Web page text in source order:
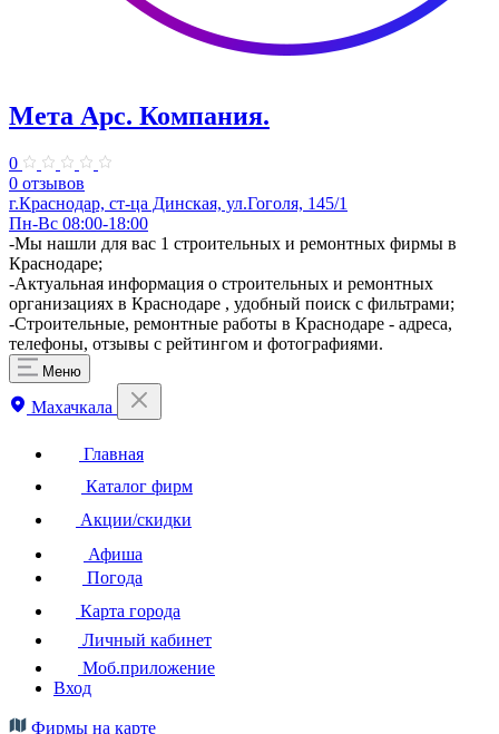
Мета Арс. Компания.
0
0 отзывов
г.Краснодар, ст-ца Динская, ул.Гоголя, 145/1
Пн-Вс 08:00-18:00
-Мы нашли для вас 1 строительных и ремонтных фирмы в
Краснодаре;
-Актуальная информация о строительных и ремонтных
организациях в Краснодаре , удобный поиск с фильтрами;
-Строительные, ремонтные работы в Краснодаре - адреса,
телефоны, отзывы с рейтингом и фотографиями.
Меню
Махачкала
Главная
Каталог фирм
Акции/скидки
Афиша
Погода
Карта города
Личный кабинет
Моб.приложение
Вход
Фирмы на карте